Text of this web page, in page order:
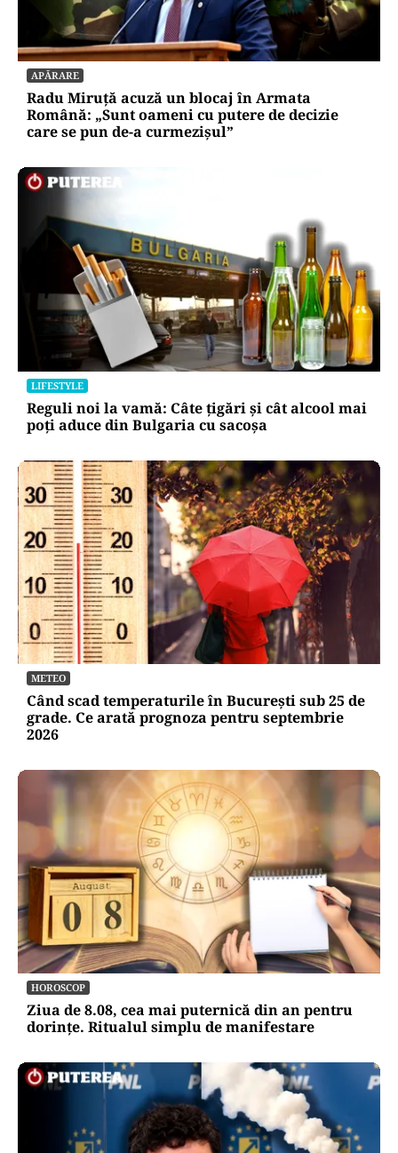
APĂRARE
Radu Miruță acuză un blocaj în Armata
Română: „Sunt oameni cu putere de decizie
care se pun de-a curmezișul”
LIFESTYLE
Reguli noi la vamă: Câte țigări și cât alcool mai
poți aduce din Bulgaria cu sacoșa
METEO
Când scad temperaturile în București sub 25 de
grade. Ce arată prognoza pentru septembrie
2026
HOROSCOP
Ziua de 8.08, cea mai puternică din an pentru
dorințe. Ritualul simplu de manifestare